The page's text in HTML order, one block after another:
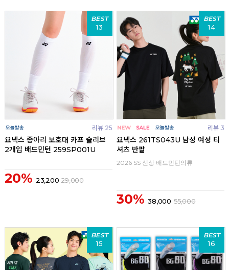
BEST
13
리뷰 25
요넥스 종아리 보호대 카프 슬리브
2개입 배드민턴 259SP001U
20% 23,200 29,000
BEST
14
리뷰 3
요넥스 261TS043U 남성 여성 티
셔츠 반팔
2026 SS 신상 배드민턴의류
30% 38,000 55,000
BEST
15
BEST
16